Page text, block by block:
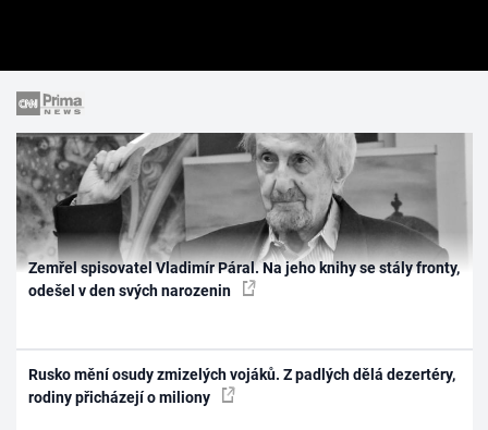
Zemřel spisovatel Vladimír Páral. Na jeho knihy se stály fronty,
odešel v den svých narozenin
Rusko mění osudy zmizelých vojáků. Z padlých dělá dezertéry,
rodiny přicházejí o miliony